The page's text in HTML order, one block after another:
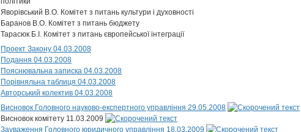
Яворівський В.О. Комітет з питань культури і духовності
Баранов В.О. Комітет з питань бюджету
Тарасюк Б.І. Комітет з питань європейської інтеграції
Проект Закону 04.03.2008
Подання 04.03.2008
Пояснювальна записка 04.03.2008
Порівняльна таблиця 04.03.2008
Авторський колектив 04.03.2008
Висновок Головного науково-експертного управління 29.05.2008
Висновок комітету 11.03.2009
Зауваження Головного юридичного управління 18.03.2009